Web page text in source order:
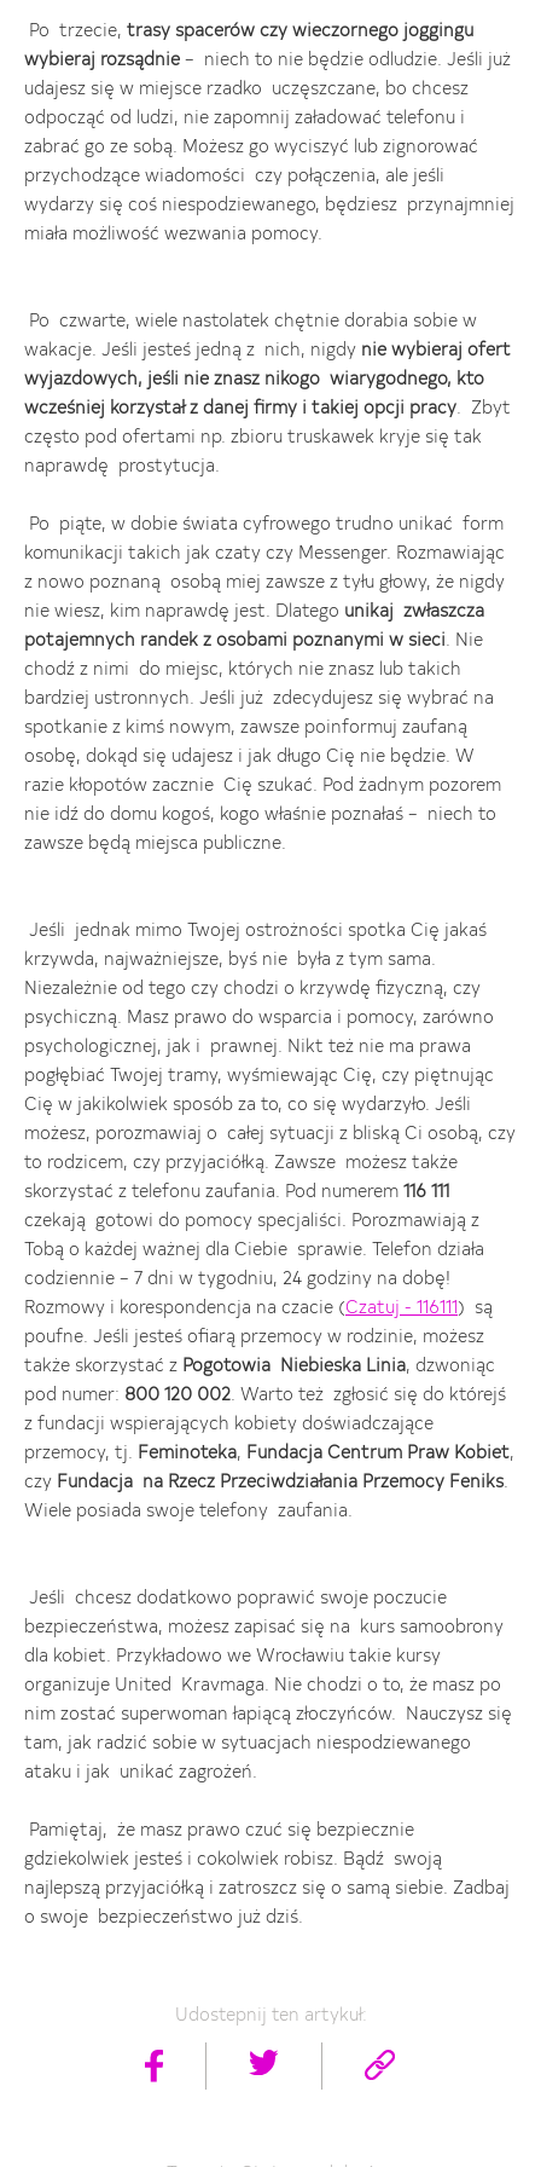
Po trzecie, trasy spacerów czy wieczornego joggingu
wybieraj rozsądnie – niech to nie będzie odludzie. Jeśli już
udajesz się w miejsce rzadko uczęszczane, bo chcesz
odpocząć od ludzi, nie zapomnij załadować telefonu i
zabrać go ze sobą. Możesz go wyciszyć lub zignorować
przychodzące wiadomości czy połączenia, ale jeśli
wydarzy się coś niespodziewanego, będziesz przynajmniej
miała możliwość wezwania pomocy.
Po czwarte, wiele nastolatek chętnie dorabia sobie w
wakacje. Jeśli jesteś jedną z nich, nigdy nie wybieraj ofert
wyjazdowych, jeśli nie znasz nikogo wiarygodnego, kto
wcześniej korzystał z danej firmy i takiej opcji pracy. Zbyt
często pod ofertami np. zbioru truskawek kryje się tak
naprawdę prostytucja.
Po piąte, w dobie świata cyfrowego trudno unikać form
komunikacji takich jak czaty czy Messenger. Rozmawiając
z nowo poznaną osobą miej zawsze z tyłu głowy, że nigdy
nie wiesz, kim naprawdę jest. Dlatego unikaj zwłaszcza
potajemnych randek z osobami poznanymi w sieci. Nie
chodź z nimi do miejsc, których nie znasz lub takich
bardziej ustronnych. Jeśli już zdecydujesz się wybrać na
spotkanie z kimś nowym, zawsze poinformuj zaufaną
osobę, dokąd się udajesz i jak długo Cię nie będzie. W
razie kłopotów zacznie Cię szukać. Pod żadnym pozorem
nie idź do domu kogoś, kogo właśnie poznałaś – niech to
zawsze będą miejsca publiczne.
Jeśli jednak mimo Twojej ostrożności spotka Cię jakaś
krzywda, najważniejsze, byś nie była z tym sama.
Niezależnie od tego czy chodzi o krzywdę fizyczną, czy
psychiczną. Masz prawo do wsparcia i pomocy, zarówno
psychologicznej, jak i prawnej. Nikt też nie ma prawa
pogłębiać Twojej tramy, wyśmiewając Cię, czy piętnując
Cię w jakikolwiek sposób za to, co się wydarzyło. Jeśli
możesz, porozmawiaj o całej sytuacji z bliską Ci osobą, czy
to rodzicem, czy przyjaciółką. Zawsze możesz także
skorzystać z telefonu zaufania. Pod numerem 116 111
czekają gotowi do pomocy specjaliści. Porozmawiają z
Tobą o każdej ważnej dla Ciebie sprawie. Telefon działa
codziennie – 7 dni w tygodniu, 24 godziny na dobę!
Rozmowy i korespondencja na czacie (Czatuj - 116111) są
poufne. Jeśli jesteś ofiarą przemocy w rodzinie, możesz
także skorzystać z Pogotowia Niebieska Linia, dzwoniąc
pod numer: 800 120 002. Warto też zgłosić się do którejś
z fundacji wspierających kobiety doświadczające
przemocy, tj. Feminoteka, Fundacja Centrum Praw Kobiet,
czy Fundacja na Rzecz Przeciwdziałania Przemocy Feniks.
Wiele posiada swoje telefony zaufania.
Jeśli chcesz dodatkowo poprawić swoje poczucie
bezpieczeństwa, możesz zapisać się na kurs samoobrony
dla kobiet. Przykładowo we Wrocławiu takie kursy
organizuje United Kravmaga. Nie chodzi o to, że masz po
nim zostać superwoman łapiącą złoczyńców. Nauczysz się
tam, jak radzić sobie w sytuacjach niespodziewanego
ataku i jak unikać zagrożeń.
Pamiętaj, że masz prawo czuć się bezpiecznie
gdziekolwiek jesteś i cokolwiek robisz. Bądź swoją
najlepszą przyjaciółką i zatroszcz się o samą siebie. Zadbaj
o swoje bezpieczeństwo już dziś.
Udostepnij ten artykuł: